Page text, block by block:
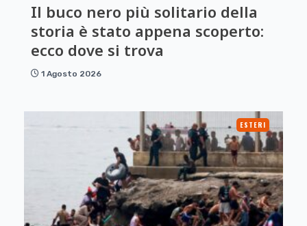
Il buco nero più solitario della
storia è stato appena scoperto:
ecco dove si trova
1 Agosto 2026
ESTERI